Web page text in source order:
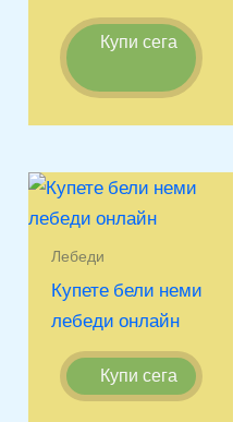
Купи сега
Лебеди
Купете бели неми
лебеди онлайн
Купи сега